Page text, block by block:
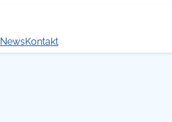
NewsKontakt